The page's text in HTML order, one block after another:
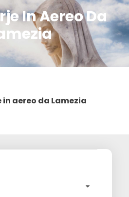
In Aereo Da
aereo da Lamezia